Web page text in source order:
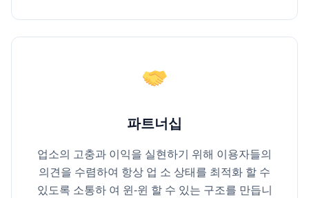
파트너십
업소의 고충과 이익을 실현하기 위해 이용자들의
의견을 수렴하여 항상 업 소 상태를 최적화 할 수
있도록 소통하 여 윈-윈 할 수 있는 구조를 만듭니